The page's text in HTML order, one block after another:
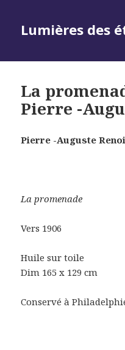
Lumières des
La
Pierre -
Pierre -Auguste
La promenade
Vers 1906
Huile sur toile
Dim 165 x 129 cm
Conservé à